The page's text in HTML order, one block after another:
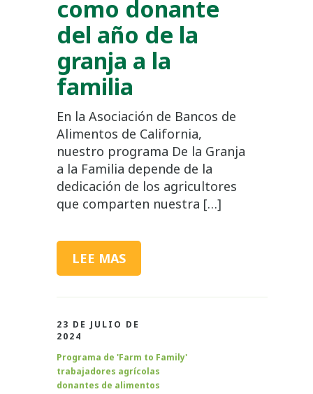
como donante
del año de la
granja a la
familia
En la Asociación de Bancos de
Alimentos de California,
nuestro programa De la Granja
a la Familia depende de la
dedicación de los agricultores
que comparten nuestra […]
LEE MAS
23 DE JULIO DE
2024
Programa de 'Farm to Family'
trabajadores agrícolas
donantes de alimentos